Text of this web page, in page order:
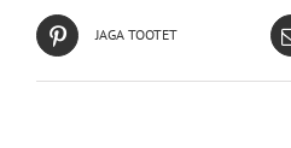
JAGA TOOTET